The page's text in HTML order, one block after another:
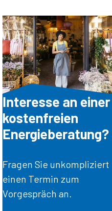
Interesse an einer
kostenfreien
Energieberatung?
Fragen Sie unkompliziert
einen Termin zum
Vorgespräch an.